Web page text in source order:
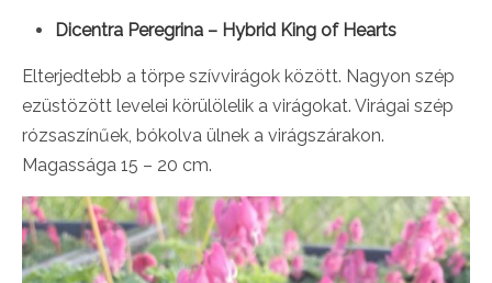
Dicentra Peregrina – Hybrid King of Hearts
Elterjedtebb a törpe szívvirágok között. Nagyon szép
ezüstözött levelei körülölelik a virágokat. Virágai szép
rózsaszínűek, bókolva ülnek a virágszárakon.
Magassága 15 – 20 cm.